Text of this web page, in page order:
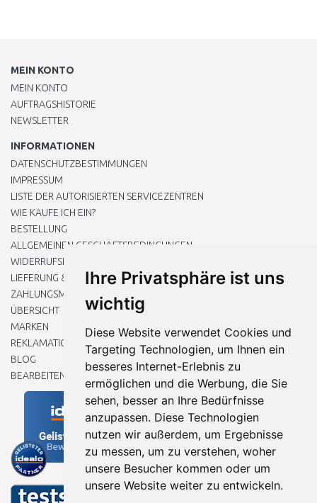
Ihre Privatsphäre ist uns
wichtig
Diese Website verwendet Cookies und
Targeting Technologien, um Ihnen ein
besseres Internet-Erlebnis zu
ermöglichen und die Werbung, die Sie
sehen, besser an Ihre Bedürfnisse
anzupassen. Diese Technologien
nutzen wir außerdem, um Ergebnisse
zu messen, um zu verstehen, woher
unsere Besucher kommen oder um
unsere Website weiter zu entwickeln.
MEIN KONTO
MEIN KONTO
AUFTRAGSHISTORIE
NEWSLETTER
INFORMATIONEN
DATENSCHUTZBESTIMMUNGEN
IMPRESSUM
LISTE DER AUTORISIERTEN SERVICEZENTREN
WIE KAUFE ICH EIN?
BESTELLUNG
ALLGEMEINEN GESCHÄFTSBEDINGUNGEN
WIDERRUFSRECHT
LIEFERUNG & ZAHLUNG
ZAHLUNGSMETHODEN
ÜBERSICHT
MARKEN
REKLAMATIONEN UND RETOUREN
BLOG
BEARBEITEN SIE MEINE COOKIE-EINSTELLUNGEN